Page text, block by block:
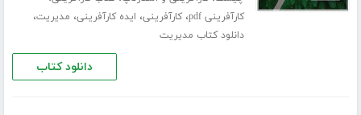
کارآفرینی pdf ،کارآفرینی، ایده کارآفرینی، مدیریت،
دانلود کتاب مدیریت
دانلود کتاب